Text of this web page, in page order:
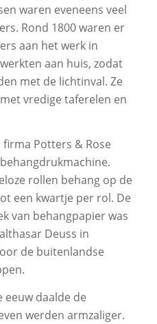
waren eveneens veel
Rond 1800 waren er
aan het werk in
aan huis, zodat
met de lichtinval. Ze
vredige taferelen en
firma Potters & Rose
rollen behang op de
een kwartje per rol. De
van behangpapier was
Deuss in
de buitenlandse
eeuw daalde de
werden armzaliger.